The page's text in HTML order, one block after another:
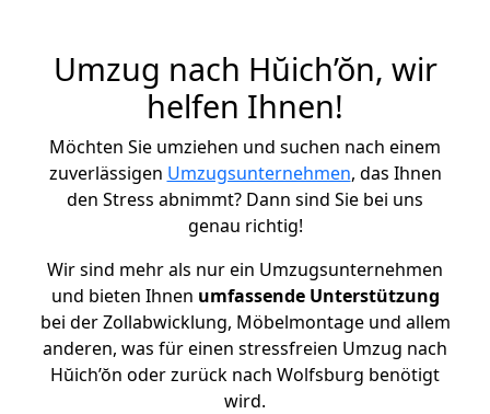
Umzug nach Hŭich’ŏn, wir
helfen Ihnen!
Möchten Sie umziehen und suchen nach einem
zuverlässigen Umzugsunternehmen, das Ihnen
den Stress abnimmt? Dann sind Sie bei uns
genau richtig!
Wir sind mehr als nur ein Umzugsunternehmen
und bieten Ihnen umfassende Unterstützung
bei der Zollabwicklung, Möbelmontage und allem
anderen, was für einen stressfreien Umzug nach
Hŭich’ŏn oder zurück nach Wolfsburg benötigt
wird.